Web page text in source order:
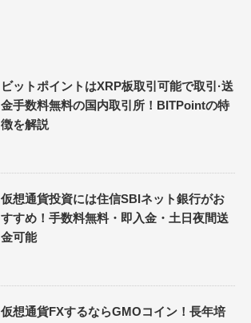
ビットポイントはXRP板取引可能で取引·送
金手数料無料の国内取引所！BITPointの特
徴を解説
仮想通貨投資には住信SBIネット銀行がお
すすめ！手数料無料・即入金・土日夜間送
金可能
仮想通貨FXするならGMOコイン！長年培